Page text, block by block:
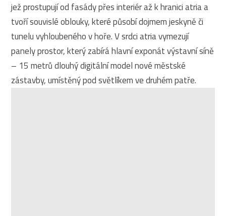
jež prostupují od fasády přes interiér až k hranici atria a
tvoří souvislé oblouky, které působí dojmem jeskyně či
tunelu vyhloubeného v hoře. V srdci atria vymezují
panely prostor, který zabírá hlavní exponát výstavní síně
– 15 metrů dlouhý digitální model nové městské
zástavby, umístěný pod světlíkem ve druhém patře.